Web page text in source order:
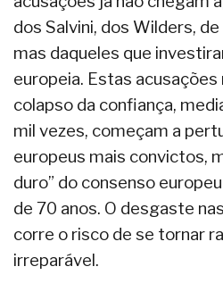
dos Salvini, dos Wilders,
mas daqueles que
europeia. Estas
colapso da confiança,
mil vezes, começam a
europeus mais convictos,
duro” do consenso
de 70 anos. O desgaste
corre o risco de se tornar
irreparável.